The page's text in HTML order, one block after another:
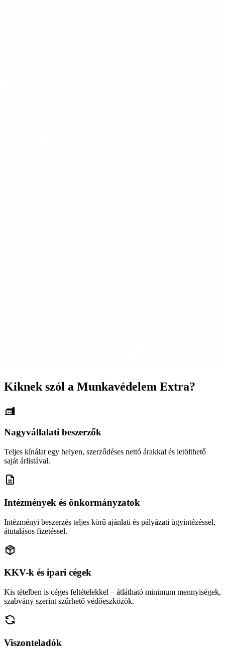
Kiknek szól a Munkavédelem Extra?
Nagyvállalati beszerzők
Teljes kínálat egy helyen, szerződéses nettó árakkal és letölthető
saját árlistával.
Intézmények és önkormányzatok
Intézményi beszerzés teljes körű ajánlati és pályázati ügyintézéssel,
átutalásos fizetéssel.
KKV-k és ipari cégek
Kis tételben is céges feltételekkel – átlátható minimum mennyiségek,
szabvány szerint szűrhető védőeszközök.
Viszonteladók